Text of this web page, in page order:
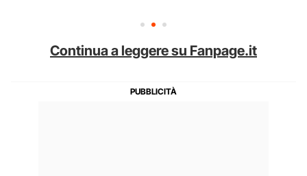
Continua a leggere su Fanpage.it